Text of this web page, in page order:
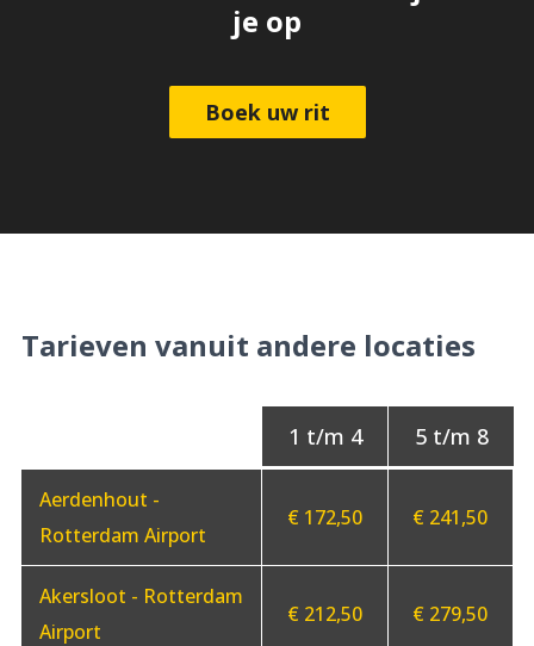
je op
Boek uw rit
Tarieven vanuit andere locaties
Aerdenhout -
Rotterdam Airport
€ 172,50 € 241,50
Akersloot - Rotterdam
Airport
€ 212,50 € 279,50